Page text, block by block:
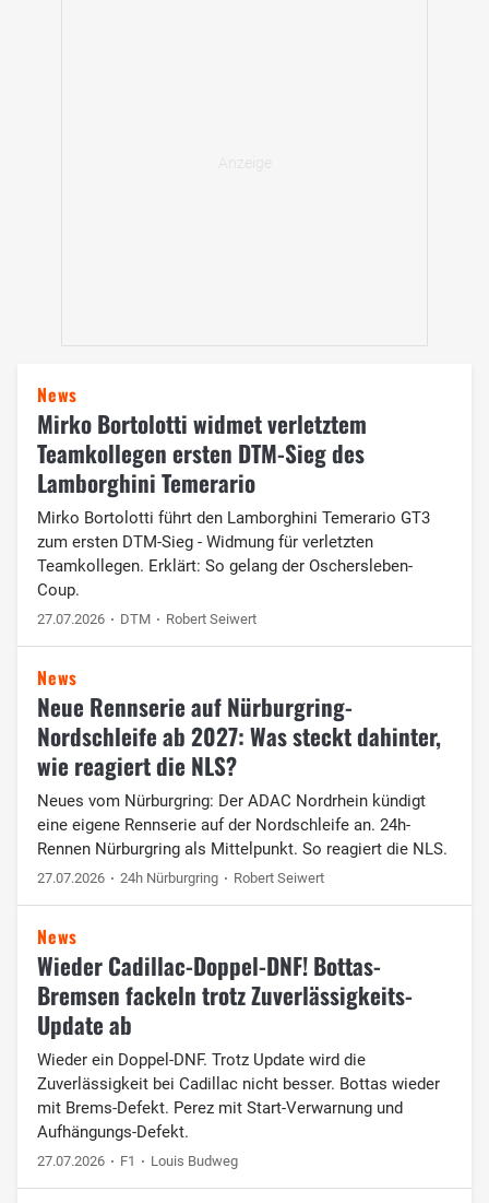
News
Mirko Bortolotti widmet verletztem
Teamkollegen ersten DTM-Sieg des
Lamborghini Temerario
Mirko Bortolotti führt den Lamborghini Temerario GT3
zum ersten DTM-Sieg - Widmung für verletzten
Teamkollegen. Erklärt: So gelang der Oschersleben-
Coup.
27.07.2026 DTM Robert Seiwert
News
Neue Rennserie auf Nürburgring-
Nordschleife ab 2027: Was steckt dahinter,
wie reagiert die NLS?
Neues vom Nürburgring: Der ADAC Nordrhein kündigt
eine eigene Rennserie auf der Nordschleife an. 24h-
Rennen Nürburgring als Mittelpunkt. So reagiert die NLS.
27.07.2026 24h Nürburgring Robert Seiwert
News
Wieder Cadillac-Doppel-DNF! Bottas-
Bremsen fackeln trotz Zuverlässigkeits-
Update ab
Wieder ein Doppel-DNF. Trotz Update wird die
Zuverlässigkeit bei Cadillac nicht besser. Bottas wieder
mit Brems-Defekt. Perez mit Start-Verwarnung und
Aufhängungs-Defekt.
27.07.2026 F1 Louis Budweg